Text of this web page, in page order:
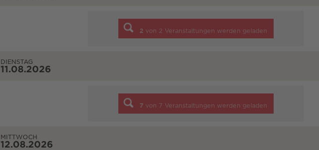
2 von 2 Veranstaltungen werden geladen
DIENSTAG
11.08.2026
7 von 7 Veranstaltungen werden geladen
MITTWOCH
12.08.2026